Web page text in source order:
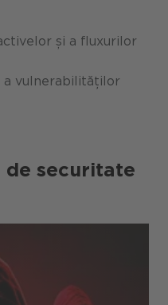
și a fluxurilor
a vulnerabilităților
securitate